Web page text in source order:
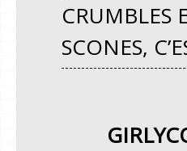
CRUMBLES
SCONES,